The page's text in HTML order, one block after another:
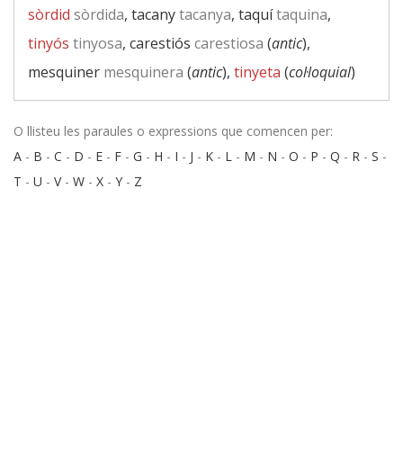
sòrdid sòrdida, tacanytacanya, taquítaquina,
tinyós tinyosa, carestiós carestiosa (antic),
mesquiner mesquinera (antic), tinyeta (col·loquial)
O llisteu les paraules o expressions que comencen per:
A - B - C - D - E - F - G - H - I - J - K - L - M - N - O - P - Q - R - S -
T - U - V- W - X - Y - Z